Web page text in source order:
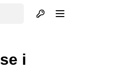
Otvori profil
i